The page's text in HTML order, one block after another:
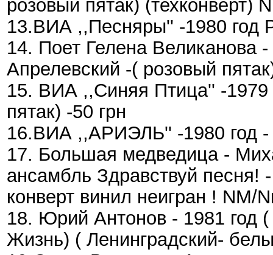
розовый пятак) (техконверт)
13.ВИА ,,Песняры'' -1980 год
14. Поет Гелена Великанова
Апрелевский -( розовый
15. ВИА ,,Синяя Птица'' -1979
пятак) -50 грн
16.ВИА ,,АРИЭЛЬ'' -1980 год -
17. Большая медведица -
ансамбль Здравствуй песня!
конверт винил неигран ! NM/
18. Юрий Антонов - 1981 год
Жизнь) ( Ленинградский-